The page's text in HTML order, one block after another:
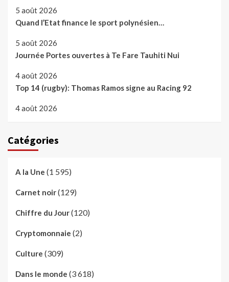
5 août 2026
Quand l’Etat finance le sport polynésien…
5 août 2026
Journée Portes ouvertes à Te Fare Tauhiti Nui
4 août 2026
Top 14 (rugby): Thomas Ramos signe au Racing 92
4 août 2026
Catégories
A la Une (1 595)
Carnet noir(129)
Chiffre du Jour(120)
Cryptomonnaie (2)
Culture (309)
Dans le monde (3 618)